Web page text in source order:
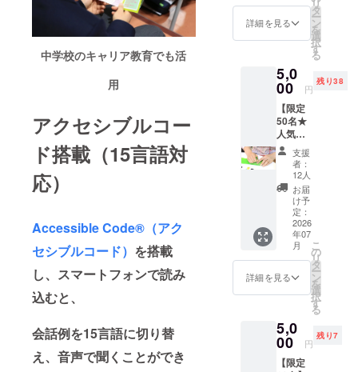
中学校のキャリア教育でも活
用
アクセシブルコー
ド搭載（15言語対
応）
Accessible Code®（アク
セシブルコード） を搭載
し、スマートフォンで読み
込むと、
会話例を15言語に切り替
え、音声で聞くことができ
は周りに人
がいること
自分から声
を掛けられ
なかった
が、ネイル
をきっかけ
に声を掛け
てもらえる
ようにな
り、ママ友
ができた」
などのお声
をいただき
ます。
障がい者が
人と関わ
な声か
けが世
える ・
あなた
のやさ
しさが
力にな
る ・今
日のや
さしさ
が未来
につな
がる ・
やさし
さの輪
をあり
がとう
・あな
たの一
歩が誰
かを救
の声か
けが希
望にな
る ・や
ご記載
下さ
新しい
環境に
進むお
子さま
へ、
「やさ
しさ」
と「思
いや
り」を
贈る、
新しい
入学祝
いで
す。 目
る言葉
だけで
感じる
メッ
セー
セー
ジ”カー
ます。
あなた
が、や
さしい
声かけ
を社会
に広げ
る力に
なりま
す。 い
ただい
たご支
援は、
やさし
けリー
フレッ
およ
び、視
覚障害
の支援
す。 ま
た、希
ホーム
ページ
にお名
前を掲
載させ
ていた
だきま
す。 ・
掲載期
間：
2026年
7月1日
から1年
間掲載
・掲載
方法：
文字の
載、掲
載サイ
別途相
（作品
B）を
30枚お
届けし
ご家族
やご友
人、学
校や職
場など
で配布
いただ
くこと
で、 や
さしい
声かけ
の輪を
広げる
ことが
できま
す。 ま
た、希
ホーム
ページ
にお名
前を掲
詳細を見る
リ
タ
ー
ン
を
選
択
す
る
5,0
00 円
残り38
【限定
50名★
人気
サービ
ス★】
あなた
の名刺
がダイ
バーシ
ティ
に！貼
るだけ
点字
ネーム
シール
（30枚
表付
き）
JBBの
視覚障
支援
者：
12人
お届
け予
定：
2026
年07
月
詳細を見る
こ
の
リ
タ
ー
ン
を
選
択
す
る
5,0
00 円
残り7
【限定